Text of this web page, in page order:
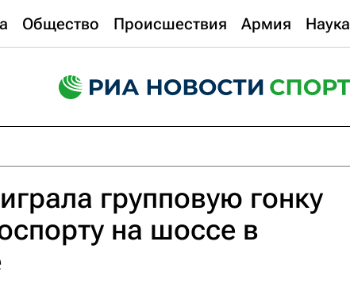
Общество Происшествия Армия Наука
групповую гонку
на шоссе в